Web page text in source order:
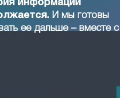
информации
И мы готовы
ее дальше – вместе с